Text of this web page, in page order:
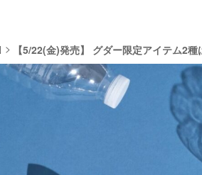
【5/22(金)発売】 グダー限定アイテム2